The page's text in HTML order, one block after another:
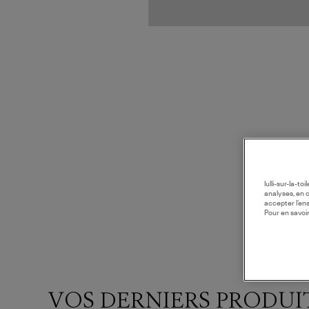
VOS DERNIERS
lulli-sur-la-
analyses, en
accepter
Pour en